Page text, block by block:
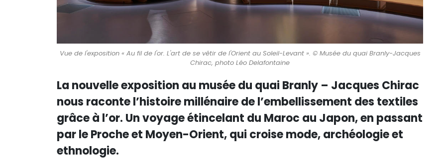
Vue de l'exposition « Au fil de l'or. L'art de se vêtir de l'Orient au Soleil-Levant ». © Musée du quai Branly-Jacques
Chirac, photo Léo Delafontaine
La nouvelle exposition au musée du quai Branly – Jacques Chirac
nous raconte l’histoire millénaire de l’embellissement des textiles
grâce à l’or. Un voyage étincelant du Maroc au Japon, en passant
par le Proche et Moyen-Orient, qui croise mode, archéologie et
ethnologie.